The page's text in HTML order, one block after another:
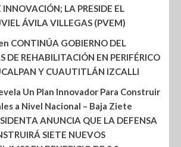
LA PRESIDE EL
ÁVILA VILLEGAS (PVEM)
CONTINÚA GOBIERNO DEL
DE REHABILITACIÓN EN PERIFÉRICO
Y CUAUTITLÁN IZCALLI
Un Plan Innovador Para Construir
a Nivel Nacional – Baja Ziete
ANUNCIA QUE LA DEFENSA
SIETE NUEVOS